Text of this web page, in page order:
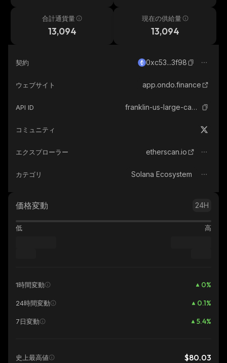
合計通貨量
13,094
現在の供給量
13,094
契約 0xc53...3f98
ウェブサイト app.ondo.finance
API ID franklin-us-large-cap-multifactor-index-etf-ondo-tokenized
コミュニティ
エクスプローラー etherscan.io
カテゴリ Solana Ecosystem
価格変動 24H
低 高
1時間変動 0%
24時間変動 0.1%
7日変動 5.4%
史上最高値 $80.03